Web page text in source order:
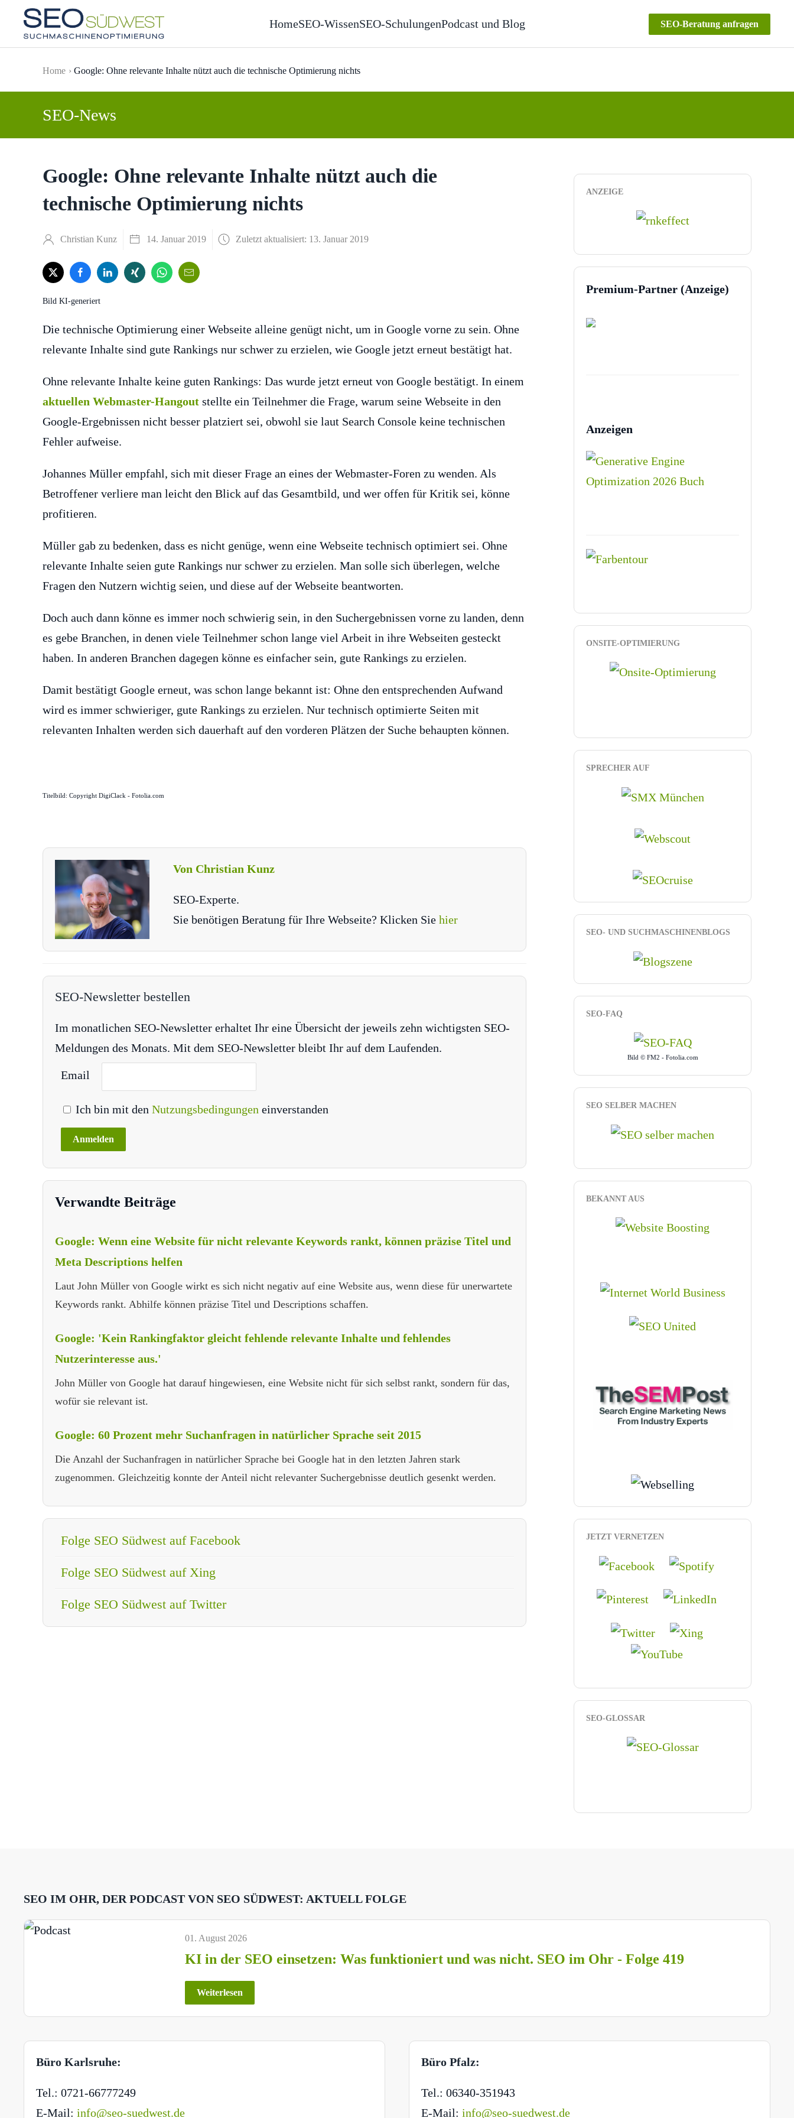
Skip to main content
HomeSEO-WissenSEO-SchulungenPodcast und Blog SEO-Beratung anfragen
Home Google: Ohne relevante Inhalte nützt auch die technische Optimierung nichts
SEO-News
Google: Ohne relevante Inhalte nützt auch die
technische Optimierung nichts
Christian Kunz 14. Januar 2019 Zuletzt aktualisiert: 13. Januar 2019
Bild KI-generiert
Die technische Optimierung einer Webseite alleine genügt nicht, um in Google vorne zu sein. Ohne
relevante Inhalte sind gute Rankings nur schwer zu erzielen, wie Google jetzt erneut bestätigt hat.
Ohne relevante Inhalte keine guten Rankings: Das wurde jetzt erneut von Google bestätigt. In einem
aktuellen Webmaster-Hangout stellte ein Teilnehmer die Frage, warum seine Webseite in den
Google-Ergebnissen nicht besser platziert sei, obwohl sie laut Search Console keine technischen
Fehler aufweise.
Johannes Müller empfahl, sich mit dieser Frage an eines der Webmaster-Foren zu wenden. Als
Betroffener verliere man leicht den Blick auf das Gesamtbild, und wer offen für Kritik sei, könne
profitieren.
Müller gab zu bedenken, dass es nicht genüge, wenn eine Webseite technisch optimiert sei. Ohne
relevante Inhalte seien gute Rankings nur schwer zu erzielen. Man solle sich überlegen, welche
Fragen den Nutzern wichtig seien, und diese auf der Webseite beantworten.
Doch auch dann könne es immer noch schwierig sein, in den Suchergebnissen vorne zu landen, denn
es gebe Branchen, in denen viele Teilnehmer schon lange viel Arbeit in ihre Webseiten gesteckt
haben. In anderen Branchen dagegen könne es einfacher sein, gute Rankings zu erzielen.
Damit bestätigt Google erneut, was schon lange bekannt ist: Ohne den entsprechenden Aufwand
wird es immer schwieriger, gute Rankings zu erzielen. Nur technisch optimierte Seiten mit
relevanten Inhalten werden sich dauerhaft auf den vorderen Plätzen der Suche behaupten können.
Titelbild: Copyright DigiClack - Fotolia.com
Von Christian Kunz
SEO-Experte.
Sie benötigen Beratung für Ihre Webseite? Klicken Sie hier
SEO-Newsletter bestellen
Im monatlichen SEO-Newsletter erhaltet Ihr eine Übersicht der jeweils zehn wichtigsten SEO-
Meldungen des Monats. Mit dem SEO-Newsletter bleibt Ihr auf dem Laufenden.
Email
Ich bin mit den Nutzungsbedingungen einverstanden
Verwandte Beiträge
Google: Wenn eine Website für nicht relevante Keywords rankt, können präzise Titel und
Meta Descriptions helfen
Laut John Müller von Google wirkt es sich nicht negativ auf eine Website aus, wenn diese für unerwartete
Keywords rankt. Abhilfe können präzise Titel und Descriptions schaffen.
Google: 'Kein Rankingfaktor gleicht fehlende relevante Inhalte und fehlendes
Nutzerinteresse aus.'
John Müller von Google hat darauf hingewiesen, eine Website nicht für sich selbst rankt, sondern für das,
wofür sie relevant ist.
Google: 60 Prozent mehr Suchanfragen in natürlicher Sprache seit 2015
Die Anzahl der Suchanfragen in natürlicher Sprache bei Google hat in den letzten Jahren stark
zugenommen. Gleichzeitig konnte der Anteil nicht relevanter Suchergebnisse deutlich gesenkt werden.
Folge SEO Südwest auf Facebook
Folge SEO Südwest auf Xing
Folge SEO Südwest auf Twitter
ANZEIGE
Premium-Partner (Anzeige)
Anzeigen
ONSITE-OPTIMIERUNG
SPRECHER AUF
SEO- UND SUCHMASCHINENBLOGS
SEO-FAQ
Bild © FM2 - Fotolia.com
SEO SELBER MACHEN
BEKANNT AUS
JETZT VERNETZEN
SEO-GLOSSAR
SEO IM OHR, DER PODCAST VON SEO SÜDWEST: AKTUELL FOLGE
01. August 2026
KI in der SEO einsetzen: Was funktioniert und was nicht. SEO im Ohr - Folge 419
Weiterlesen
Büro Karlsruhe:
Tel.: 0721-66777249
E-Mail: info@seo-suedwest.de
Büro Pfalz:
Tel.: 06340-351943
E-Mail: info@seo-suedwest.de